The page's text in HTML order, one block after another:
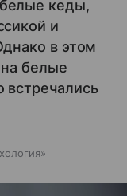
кеды,
и
в этом
белые